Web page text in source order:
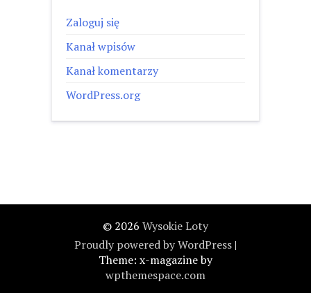
Zaloguj się
Kanał wpisów
Kanał komentarzy
WordPress.org
© 2026 Wysokie Loty
Proudly powered by WordPress |
Theme: x-magazine by
wpthemespace.com